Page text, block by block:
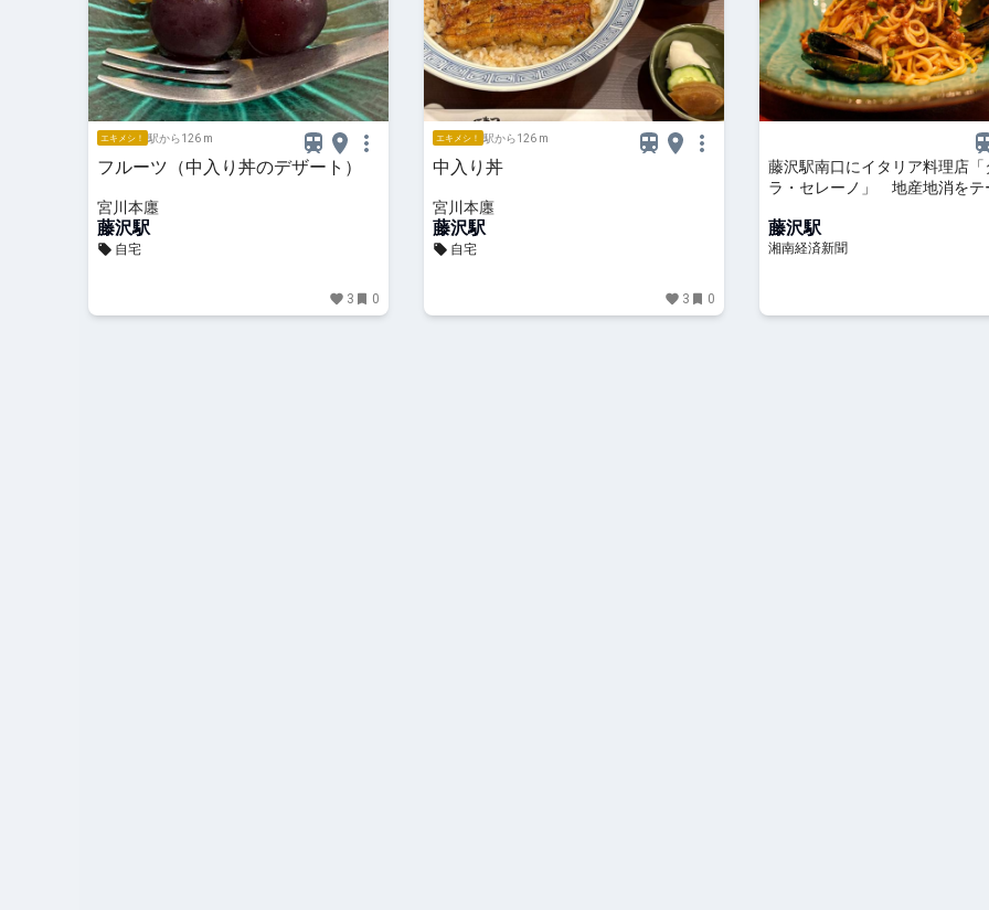
エキメシ！ 駅から126 m
フルーツ（中入り丼のデザート）
宮川本廛
藤沢駅
自宅
3 0
エキメシ！ 駅から126 m
中入り丼
宮川本廛
藤沢駅
自宅
3 0
藤沢駅南口にイタリア料理店「
ラ・セレーノ」 地産地消をテ
藤沢駅
湘南経済新聞